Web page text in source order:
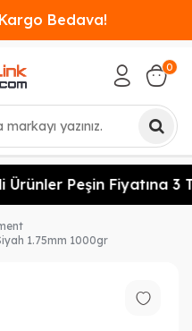
Bedava!
0
Peşin Fiyatına 3
1.75mm 1000gr